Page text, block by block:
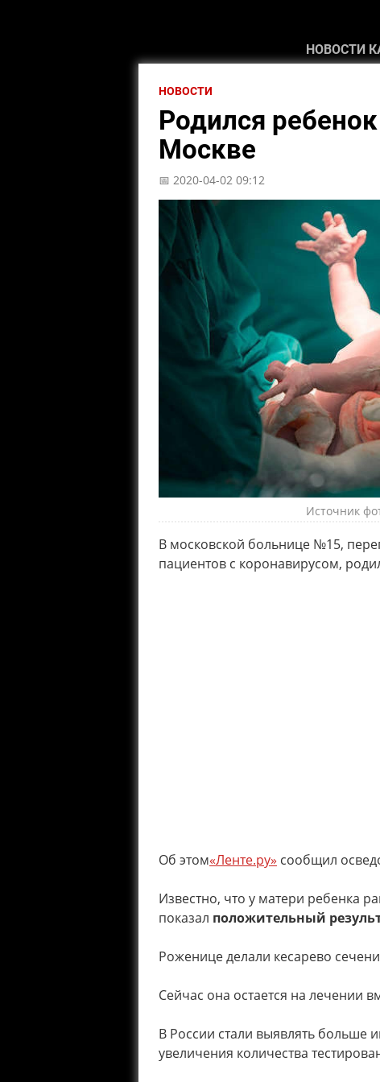
НОВОСТИ
НОВОСТИ
Родился
Москве
📅 2020-04-02 09:12
Источник
В московской больнице №15,
пациентов с коронавирусом,
Об этом«Ленте.ру» сообщил
Известно, что у матери ребенка
показал положительный
Роженице делали кесарево
Сейчас она остается на лечении
В России стали выявлять больше
увеличения количества